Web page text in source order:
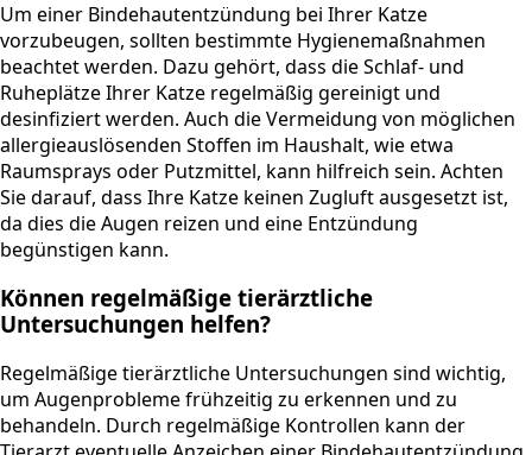
Um einer Bindehautentzündung bei Ihrer Katze
vorzubeugen, sollten bestimmte Hygienemaßnahmen
beachtet werden. Dazu gehört, dass die Schlaf- und
Ruheplätze Ihrer Katze regelmäßig gereinigt und
desinfiziert werden. Auch die Vermeidung von möglichen
allergieauslösenden Stoffen im Haushalt, wie etwa
Raumsprays oder Putzmittel, kann hilfreich sein. Achten
Sie darauf, dass Ihre Katze keinen Zugluft ausgesetzt ist,
da dies die Augen reizen und eine Entzündung
begünstigen kann.
Können regelmäßige tierärztliche
Untersuchungen helfen?
Regelmäßige tierärztliche Untersuchungen sind wichtig,
um Augenprobleme frühzeitig zu erkennen und zu
behandeln. Durch regelmäßige Kontrollen kann der